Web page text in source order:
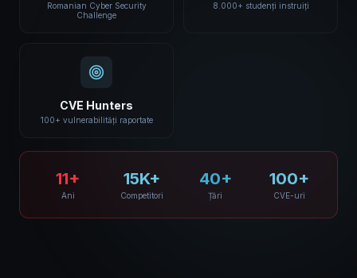
Romanian Cyber Security
Challenge
8.000+ studenți instruiți
CVE Hunters
100+ vulnerabilități raportate
11+
Ani
15K+
Competitori
40+
Țări
100+
CVE-uri